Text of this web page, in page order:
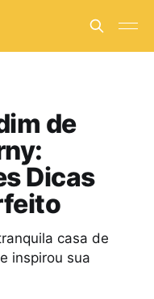
de
Dicas
casa de
inspirou sua